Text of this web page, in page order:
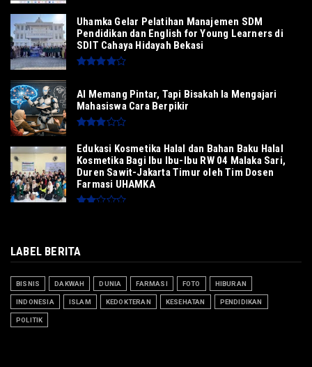
Uhamka Gelar Pelatihan Manajemen SDM
Pendidikan dan English for Young Learners di
SDIT Cahaya Hidayah Bekasi
AI Memang Pintar, Tapi Bisakah Ia Mengajari
Mahasiswa Cara Berpikir
Edukasi Kosmetika Halal dan Bahan Baku Halal
Kosmetika Bagi Ibu Ibu-Ibu RW 04 Malaka Sari,
Duren Sawit-Jakarta Timur oleh Tim Dosen
Farmasi UHAMKA
LABEL BERITA
BISNIS DAKWAH DUNIA FARMASI FOTO HIBURAN
INDONESIA ISLAM KEDOKTERAN KESEHATAN PENDIDIKAN
POLITIK